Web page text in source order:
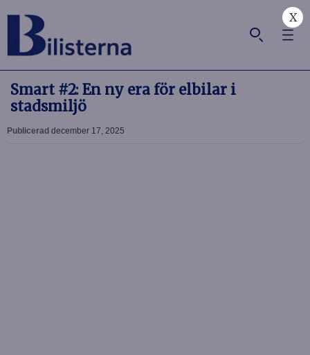
X
Smart #2: En ny era för elbilar i
stadsmiljö
Publicerad december 17, 2025